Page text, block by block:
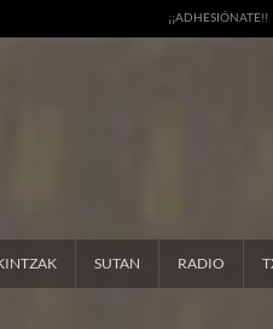
¡¡ADHESIÓNATE!!
SUTAN RADIO